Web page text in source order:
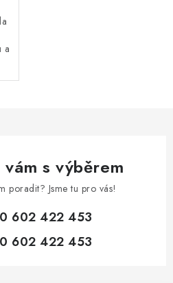
a
vám s výběrem
poradit? Jsme tu pro vás!
602 422 453
602 422 453